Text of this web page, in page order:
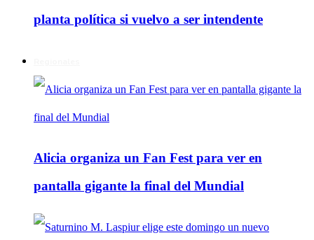
planta política si vuelvo a ser intendente
Alicia organiza un Fan Fest para ver en
pantalla gigante la final del Mundial